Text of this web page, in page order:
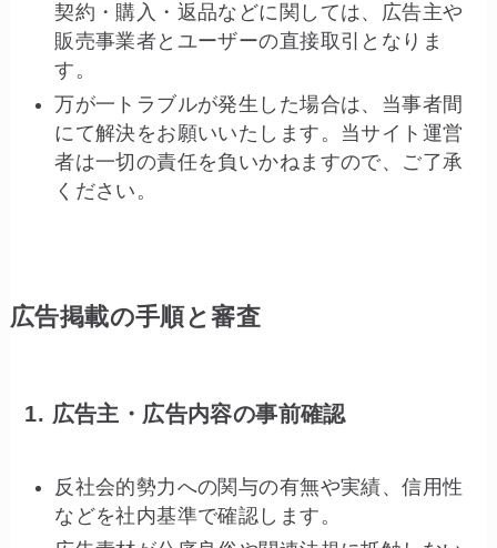
契約・購入・返品などに関しては、広告主や
販売事業者とユーザーの直接取引となりま
す。
万が一トラブルが発生した場合は、当事者間
にて解決をお願いいたします。当サイト運営
者は一切の責任を負いかねますので、ご了承
ください。
広告掲載の手順と審査
1. 広告主・広告内容の事前確認
反社会的勢力への関与の有無や実績、信用性
などを社内基準で確認します。